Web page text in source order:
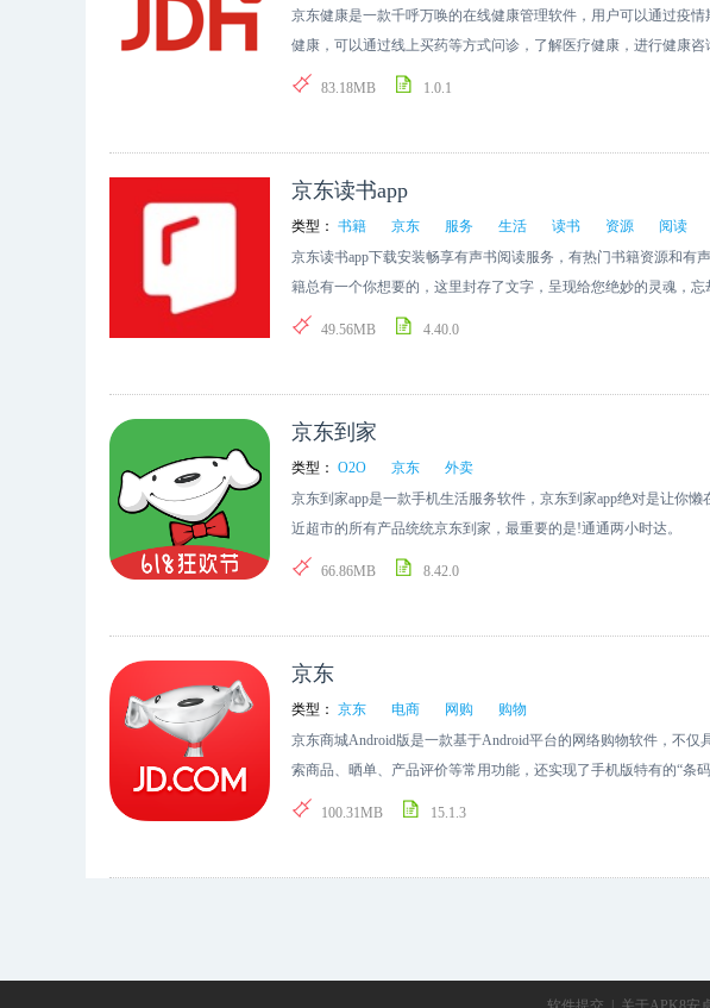
京东健康是一款千呼万唤的在线健康管理软件，用户可以通过疫
健康，可以通过线上买药等方式问诊，了解医疗健康，进行健康
理场景，进行线上咨询以及寻医问药等，享受快捷方便的购药体验。
83.18MB 1.0.1
京东读书app
类型： 书籍 京东 服务 生活 读书 资源
阅读
京东读书app下载安装畅享有声书阅读服务，有热门书籍资源和有
籍总有一个你想要的，这里封存了文字，呈现给您绝妙的灵魂，
的碎片时间，领略不一样的人生，总之给世界一个你想要的内容，
49.56MB 4.40.0
京东到家
类型： O2O 京东
外卖
京东到家app是一款手机生活服务软件，京东到家app绝对是让你
近超市的所有产品统统京东到家，最重要的是!通通两小时达。
66.86MB 8.42.0
京东
类型： 京东 电商 网购
购物
京东商城Android版是一款基于Android平台的网络购物软件，不仅
索商品、晒单、产品评价等常用功能，还实现了手机版特有的“条
提醒”等特色功能。
100.31MB 15.1.3